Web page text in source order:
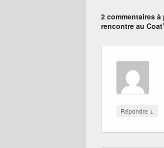
2 commentaires à
rencontre au
Répondre ↓